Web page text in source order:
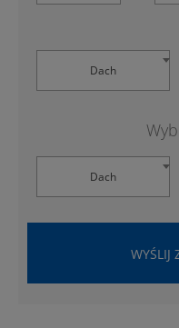
Dach
Dach
WYŚLIJ